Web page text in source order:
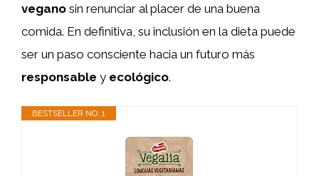
vegano sin renunciar al placer de una buena
comida. En definitiva, su inclusión en la dieta puede
ser un paso consciente hacia un futuro más
responsable y ecológico.
BESTSELLER NO. 1